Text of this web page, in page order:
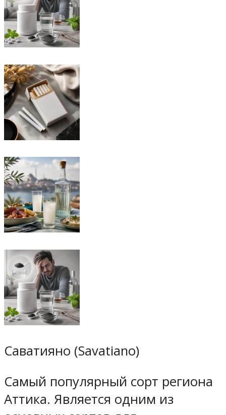
Саватияно (Savatiano)
Самый популярный сорт региона
Аттика. Является одним из